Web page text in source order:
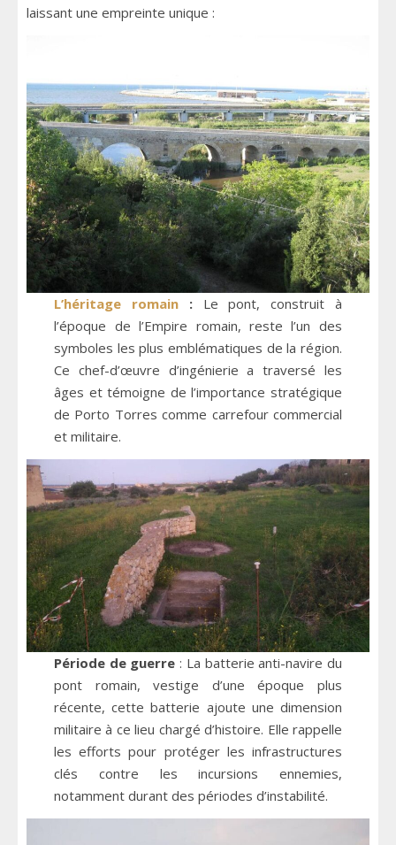
laissant une empreinte unique :
L’héritage romain :Le pont, construit à
l’époque de l’Empire romain, reste l’un des
symboles les plus emblématiques de la région.
Ce chef-d’œuvre d’ingénierie a traversé les
âges et témoigne de l’importance stratégique
de Porto Torres comme carrefour commercial
et militaire.
Période de guerre : La batterie anti-navire du
pont romain, vestige d’une époque plus
récente, cette batterie ajoute une dimension
militaire à ce lieu chargé d’histoire. Elle rappelle
les efforts pour protéger les infrastructures
clés contre les incursions ennemies,
notamment durant des périodes d’instabilité.